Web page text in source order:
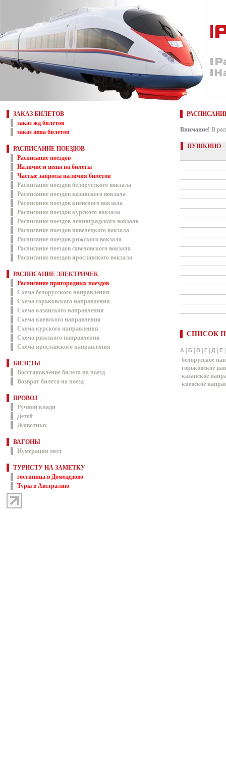
ЗАКАЗ БИЛЕТОВ
заказ жд билетов
заказ авиа билетов
РАСПИСАНИЕ ПОЕЗДОВ
Расписание поездов
Наличие и цены на билеты
Частые запросы наличия билетов
Расписание поездов белорусского вокзала
Расписание поездов казанского вокзала
Расписание поездов киевского вокзала
Расписание поездов курского вокзала
Расписание поездов ленинградского вокзала
Расписание поездов павелецкого вокзала
Расписание поездов рижского вокзала
Расписание поездов савеловского вокзала
Расписание поездов ярославского вокзала
РАСПИСАНИЕ ЭЛЕКТРИЧЕК
Расписание пригородных поездов
Схема белорусского направления
Схема горьковского направления
Схема казанского направления
Схема киевского направления
Схема курского направления
Схема рижского направления
Схема ярославского направления
БИЛЕТЫ
Восстановление билета на поезд
Возврат билета на поезд
ПРОВОЗ
Ручной клади
Детей
Животных
ВАГОНЫ
Нумерация мест
ТУРИСТУ НА ЗАМЕТКУ
гостиница в Домодедово
Туры в Австралию
Внимание! В
ПУШКИНО -
СПИСОК
А Б В Г Д Е
белорусское
горьковское
казанское
киевское